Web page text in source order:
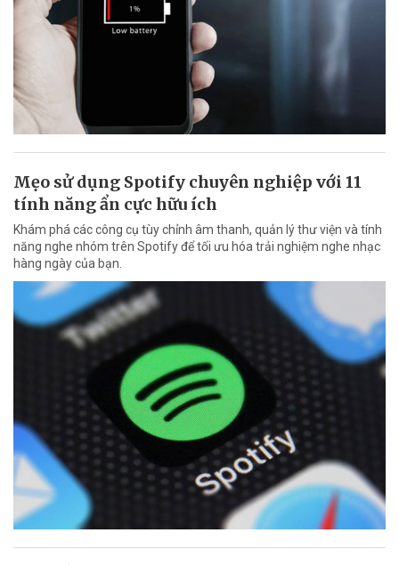
Mẹo sử dụng Spotify chuyên nghiệp với 11
tính năng ẩn cực hữu ích
Khám phá các công cụ tùy chỉnh âm thanh, quản lý thư viện và tính
năng nghe nhóm trên Spotify để tối ưu hóa trải nghiệm nghe nhạc
hàng ngày của bạn.